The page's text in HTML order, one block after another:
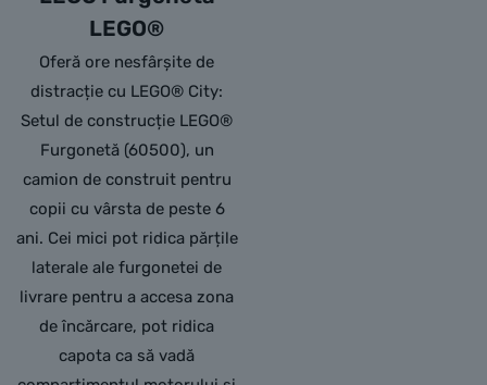
LEGO®
Oferă ore nesfârșite de
distracție cu LEGO® City:
Setul de construcție LEGO®
Furgonetă (60500), un
camion de construit pentru
copii cu vârsta de peste 6
ani. Cei mici pot ridica părțile
laterale ale furgonetei de
livrare pentru a accesa zona
de încărcare, pot ridica
capota ca să vadă